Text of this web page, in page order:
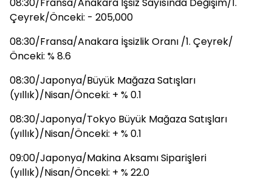
Çeyrek/Önceki: - 205,000
08:30/Fransa/Anakara İşsizlik Oranı /1. Çeyrek/
Önceki: % 8.6
08:30/Japonya/Büyük Mağaza Satışları
(yıllık)/Nisan/Önceki: + % 0.1
08:30/Japonya/Tokyo Büyük Mağaza Satışları
(yıllık)/Nisan/Önceki: + % 0.1
09:00/Japonya/Makina Aksamı Siparişleri
(yıllık)/Nisan/Önceki: + % 22.0